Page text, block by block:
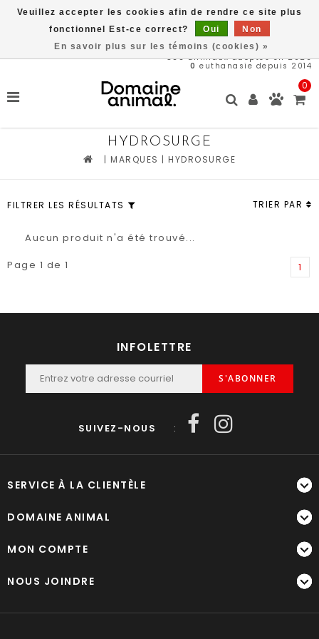
566animaux adoptés en 2026
0 euthanasie depuis 2014
0
HYDROSURGE
|MARQUES |HYDROSURGE
FILTRER LES RÉSULTATS TRIER PAR
Aucun produit n'a été trouvé...
Page 1 de 1
1
INFOLETTRE
S'ABONNER
SUIVEZ-NOUS :
SERVICE À LA CLIENTÈLE
DOMAINE ANIMAL
MON COMPTE
NOUS JOINDRE
Veuillez accepter les cookies afin de rendre ce site plus
fonctionnel Est-ce correct?
Oui
Non
En savoir plus sur les témoins (cookies) »
Livraison gratuite à partir de 89$*